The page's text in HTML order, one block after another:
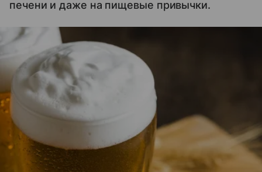
печени и даже на пищевые привычки.